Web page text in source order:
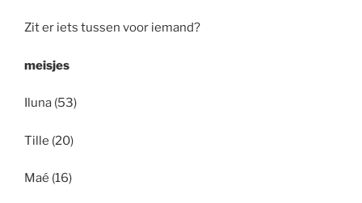
Zit er iets tussen voor iemand?
meisjes
Iluna (53)
Tille (20)
Maé (16)